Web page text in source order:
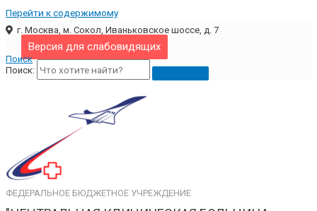
Перейти к содержимому
г. Москва, м. Сокол, Иваньковское шоссе, д. 7
Версия для слабовидящих
Поиск
Поиск:
ФЕДЕРАЛЬНОЕ БЮДЖЕТНОЕ УЧРЕЖДЕНИЕ